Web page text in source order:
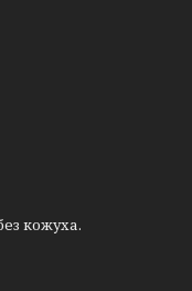
кожуха.